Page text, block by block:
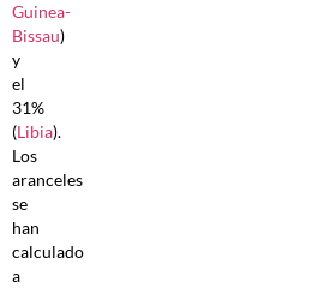
Guinea-
Bissau)
y
el
31%
(Libia).
Los
aranceles
se
han
calculado
a